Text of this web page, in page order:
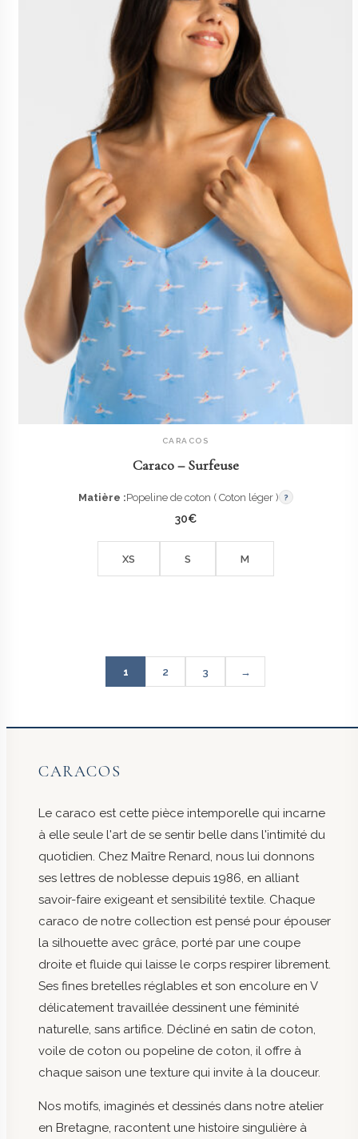
AJOUTER AU PANIER
CARACOS
Caraco – Surfeuse
Matière :Popeline de coton ( Coton léger ) ?
30€
XS S M
1 2 3 →
CARACOS
Le caraco est cette pièce intemporelle qui incarne
à elle seule l'art de se sentir belle dans l'intimité du
quotidien. Chez Maître Renard, nous lui donnons
ses lettres de noblesse depuis 1986, en alliant
savoir-faire exigeant et sensibilité textile. Chaque
caraco de notre collection est pensé pour épouser
la silhouette avec grâce, porté par une coupe
droite et fluide qui laisse le corps respirer librement.
Ses fines bretelles réglables et son encolure en V
délicatement travaillée dessinent une féminité
naturelle, sans artifice. Décliné en satin de coton,
voile de coton ou popeline de coton, il offre à
chaque saison une texture qui invite à la douceur.
Nos motifs, imaginés et dessinés dans notre atelier
en Bretagne, racontent une histoire singulière à